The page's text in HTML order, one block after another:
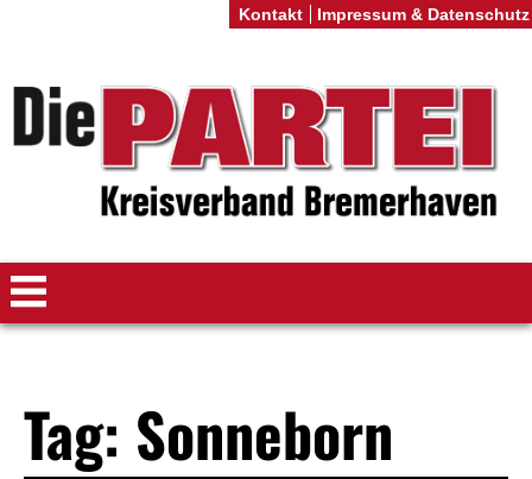
Tag: Sonneborn
Kontakt Impressum & Datenschutz